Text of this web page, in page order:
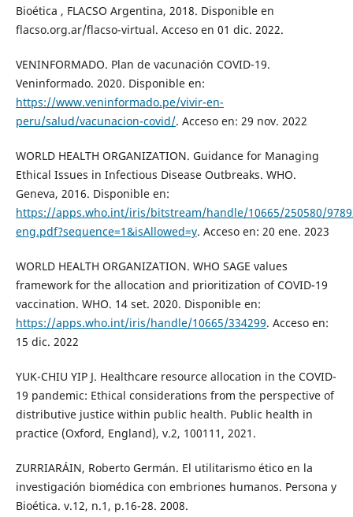
Bioética , FLACSO Argentina, 2018. Disponible en
flacso.org.ar/flacso-virtual. Acceso en 01 dic. 2022.
VENINFORMADO. Plan de vacunación COVID-19.
Veninformado. 2020. Disponible en:
https://www.veninformado.pe/vivir-en-
peru/salud/vacunacion-covid/. Acceso en: 29 nov. 2022
WORLD HEALTH ORGANIZATION. Guidance for Managing
Ethical Issues in Infectious Disease Outbreaks. WHO.
Geneva, 2016. Disponible en:
https://apps.who.int/iris/bitstream/handle/10665/250580/
eng.pdf?sequence=1&isAllowed=y. Acceso en: 20 ene. 2023
WORLD HEALTH ORGANIZATION. WHO SAGE values
framework for the allocation and prioritization of COVID-19
vaccination. WHO. 14 set. 2020. Disponible en:
https://apps.who.int/iris/handle/10665/334299. Acceso en:
15 dic. 2022
YUK-CHIU YIP J. Healthcare resource allocation in the COVID-
19 pandemic: Ethical considerations from the perspective of
distributive justice within public health. Public health in
practice (Oxford, England), v.2, 100111, 2021.
ZURRIARÁIN, Roberto Germán. El utilitarismo ético en la
investigación biomédica con embriones humanos. Persona y
Bioética. v.12, n.1, p.16-28. 2008.